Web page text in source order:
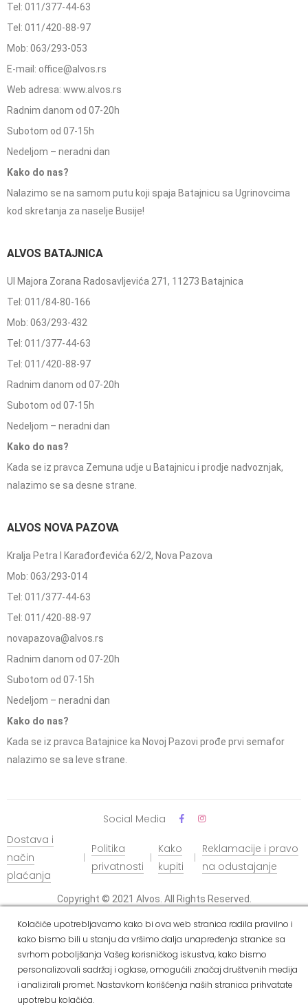
Tel: 011/377-44-63
Tel: 011/420-88-97
Mob: 063/293-053
E-mail: office@alvos.rs
Web adresa: www.alvos.rs
Radnim danom od 07-20h
Subotom od 07-15h
Nedeljom – neradni dan
Kako do nas?
Nalazimo se na samom putu koji spaja Batajnicu sa Ugrinovcima
kod skretanja za naselje Busije!
ALVOS BATAJNICA
Ul Majora Zorana Radosavljevića 271, 11273 Batajnica
Tel: 011/84-80-166
Mob: 063/293-432
Tel: 011/377-44-63
Tel: 011/420-88-97
Radnim danom od 07-20h
Subotom od 07-15h
Nedeljom – neradni dan
Kako do nas?
Kada se iz pravca Zemuna udje u Batajnicu i prodje nadvoznjak,
nalazimo se sa desne strane.
ALVOS NOVA PAZOVA
Kralja Petra I Karađorđevića 62/2, Nova Pazova
Mob: 063/293-014
Tel: 011/377-44-63
Tel: 011/420-88-97
novapazova@alvos.rs
Radnim danom od 07-20h
Subotom od 07-15h
Nedeljom – neradni dan
Kako do nas?
Kada se iz pravca Batajnice ka Novoj Pazovi prođe prvi semafor
nalazimo se sa leve strane.
Copyright © 2021 Alvos. All Rights Reserved.
Dostava i
način
plaćanja
Politika
privatnosti
Kako
kupiti
Reklamacije i pravo
na odustajanje
Social Media
Kolačiće upotrebljavamo kako bi ova web stranica radila pravilno i
kako bismo bili u stanju da vršimo dalja unapređenja stranice sa
svrhom poboljšanja Vašeg korisničkog iskustva, kako bismo
personalizovali sadržaj i oglase, omogućili značaj društvenih medija
i analizirali promet. Nastavkom korišćenja naših stranica prihvatate
upotrebu kolačića.